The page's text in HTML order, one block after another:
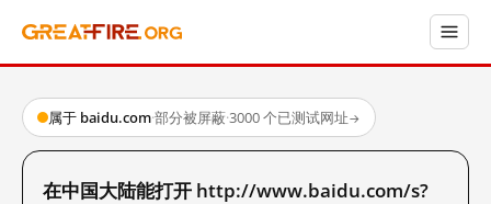
属于 baidu.com·部分被屏蔽·3000 个已测试网址→
在中国大陆能打开 http://www.baidu.com/s?